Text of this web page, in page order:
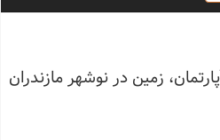
زمین در نوشهر مازندران